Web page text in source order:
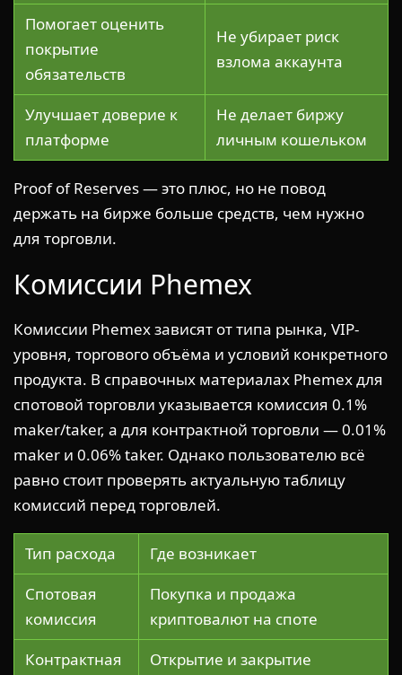
Помогает оценить
покрытие
обязательств
Не убирает риск
взлома аккаунта
Улучшает доверие к
платформе
Не делает биржу
личным кошельком
Proof of Reserves — это плюс, но не повод
держать на бирже больше средств, чем нужно
для торговли.
Комиссии Phemex
Комиссии Phemex зависят от типа рынка, VIP-
уровня, торгового объёма и условий конкретного
продукта. В справочных материалах Phemex для
спотовой торговли указывается комиссия 0.1%
maker/taker, а для контрактной торговли — 0.01%
maker и 0.06% taker. Однако пользователю всё
равно стоит проверять актуальную таблицу
комиссий перед торговлей.
Тип расхода
Где возникает
Спотовая
комиссия
Покупка и продажа
криптовалют на споте
Контрактная
Открытие и закрытие